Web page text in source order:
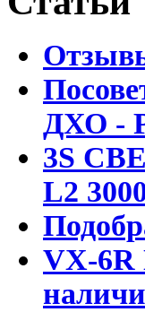
ДХО -
3S
L2
VX-